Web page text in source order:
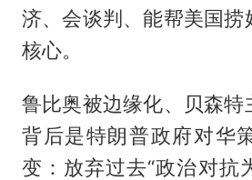
济、会谈判、能帮美国捞
核心。
鲁比奥被边缘化、贝森特
背后是特朗普政府对华
变：放弃过去“政治对抗